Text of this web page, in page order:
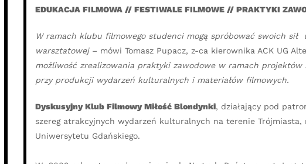
EDUKACJA FILMOWA // FESTIWALE FILMOWE // PRAKTYKI
W ramach klubu filmowego studenci mogą spróbować swoich
warsztatowej – mówi Tomasz Pupacz, z-ca kierownika ACK UG
możliwość zrealizowania praktyki zawodowe w ramach
przy produkcji wydarzeń kulturalnych i materiałów filmowych.
Dyskusyjny Klub Filmowy Miłość Blondynki, działający pod
szereg atrakcyjnych wydarzeń kulturalnych na terenie
Uniwersytetu Gdańskiego.